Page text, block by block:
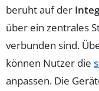
beruht auf der
über ein zentrales
verbunden sind.
können Nutzer die
anpassen. Die